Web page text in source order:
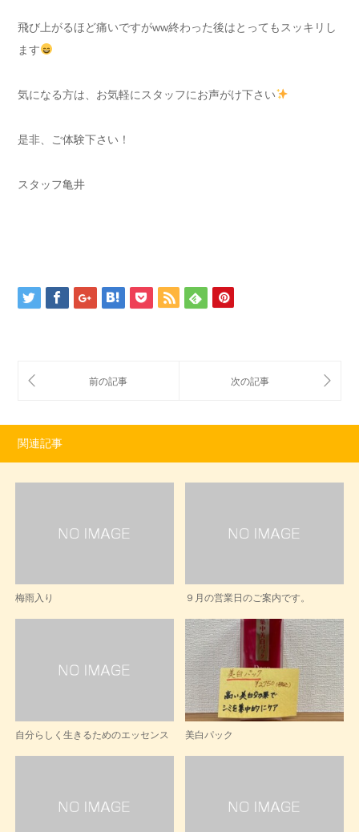
飛び上がるほど痛いですがww終わった後はとってもスッキリし
ます
気になる方は、お気軽にスタッフにお声がけ下さい
是非、ご体験下さい！
スタッフ亀井
関連記事
梅雨入り ９月の営業日のご案内です。
自分らしく生きるためのエッセンス 美白パック